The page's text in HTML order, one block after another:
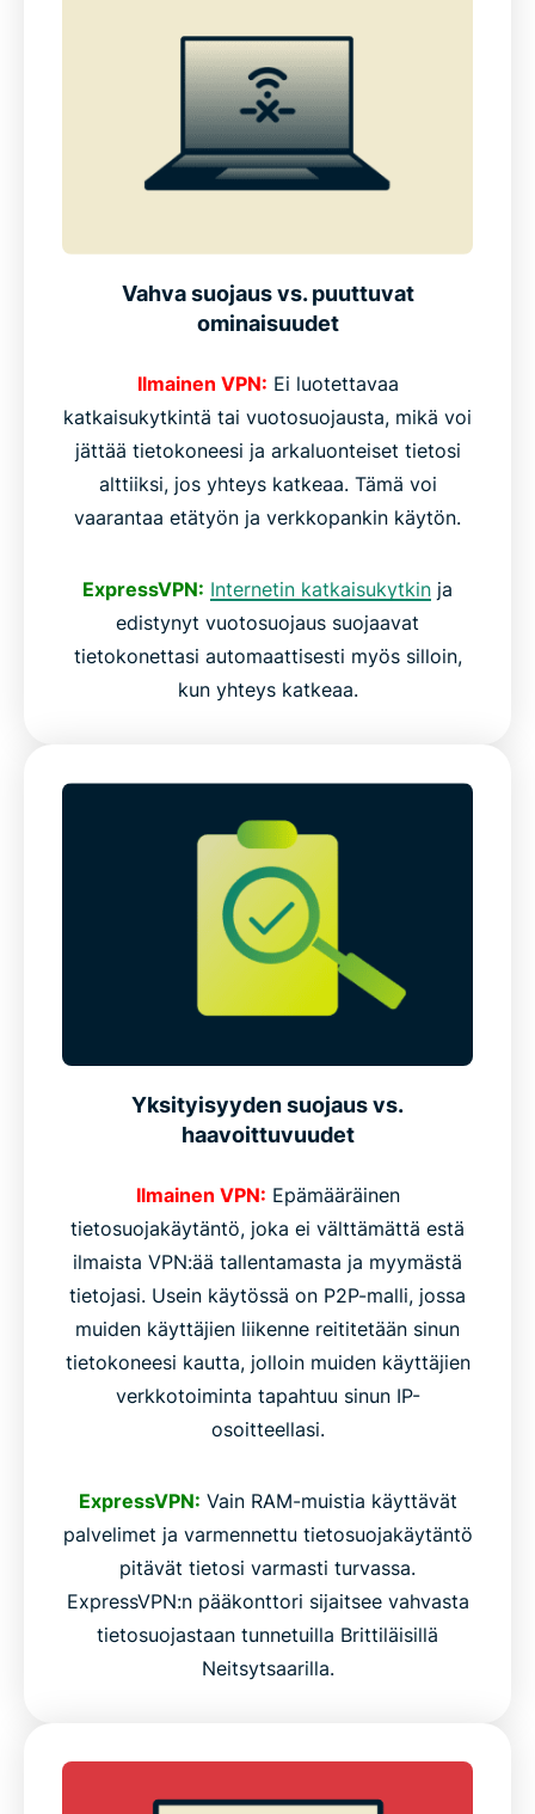
Vahva suojaus vs. puuttuvat
ominaisuudet
Ilmainen VPN: Ei luotettavaa
katkaisukytkintä tai vuotosuojausta, mikä voi
jättää tietokoneesi ja arkaluonteiset tietosi
alttiiksi, jos yhteys katkeaa. Tämä voi
vaarantaa etätyön ja verkkopankin käytön.
ExpressVPN: Internetin katkaisukytkin ja
edistynyt vuotosuojaus suojaavat
tietokonettasi automaattisesti myös silloin,
kun yhteys katkeaa.
Yksityisyyden suojaus vs.
haavoittuvuudet
Ilmainen VPN: Epämääräinen
tietosuojakäytäntö, joka ei välttämättä estä
ilmaista VPN:ää tallentamasta ja myymästä
tietojasi. Usein käytössä on P2P-malli, jossa
muiden käyttäjien liikenne reititetään sinun
tietokoneesi kautta, jolloin muiden käyttäjien
verkkotoiminta tapahtuu sinun IP-
osoitteellasi.
ExpressVPN: Vain RAM-muistia käyttävät
palvelimet ja varmennettu tietosuojakäytäntö
pitävät tietosi varmasti turvassa.
ExpressVPN:n pääkonttori sijaitsee vahvasta
tietosuojastaan tunnetuilla Brittiläisillä
Neitsytsaarilla.